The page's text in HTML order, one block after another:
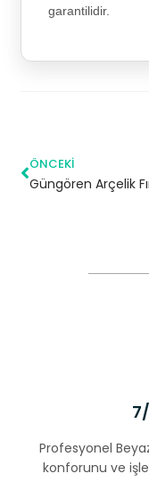
garantilidir.
ÖNCEKI
Profesyonel
konforunu ve